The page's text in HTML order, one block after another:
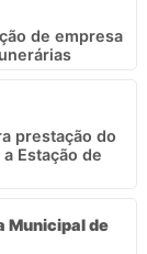
de empresa
prestação do
Estação de
Municipal de